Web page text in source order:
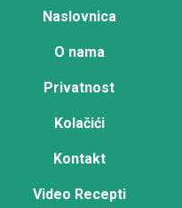
Naslovnica
O nama
Privatnost
Kolačići
Kontakt
Video Recepti